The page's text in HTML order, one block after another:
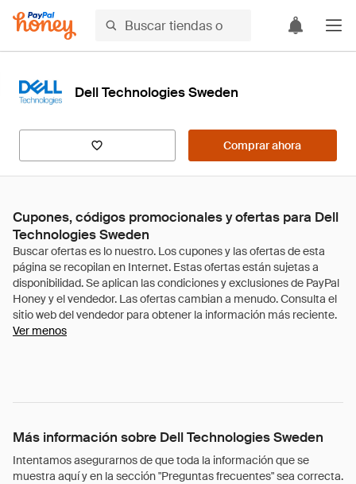
Dell Technologies Sweden
Comprar ahora
Cupones, códigos promocionales y ofertas para Dell
Technologies Sweden
Ver menos
Más información sobre Dell Technologies Sweden
Intentamos asegurarnos de que toda la información que se
muestra aquí y en la sección "Preguntas frecuentes" sea correcta.